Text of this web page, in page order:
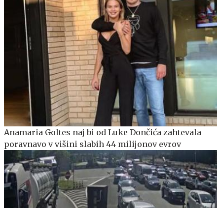
Anamaria Goltes naj bi od Luke Dončića zahtevala
poravnavo v višini slabih 44 milijonov evrov